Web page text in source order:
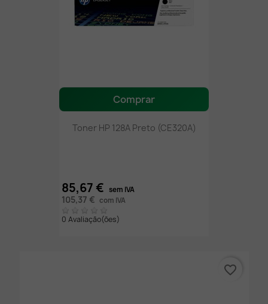
Comprar
Toner HP 128A Preto (CE320A)
85,67 € sem IVA
105,37 € com IVA
0 Avaliação(ões)
favorite_border